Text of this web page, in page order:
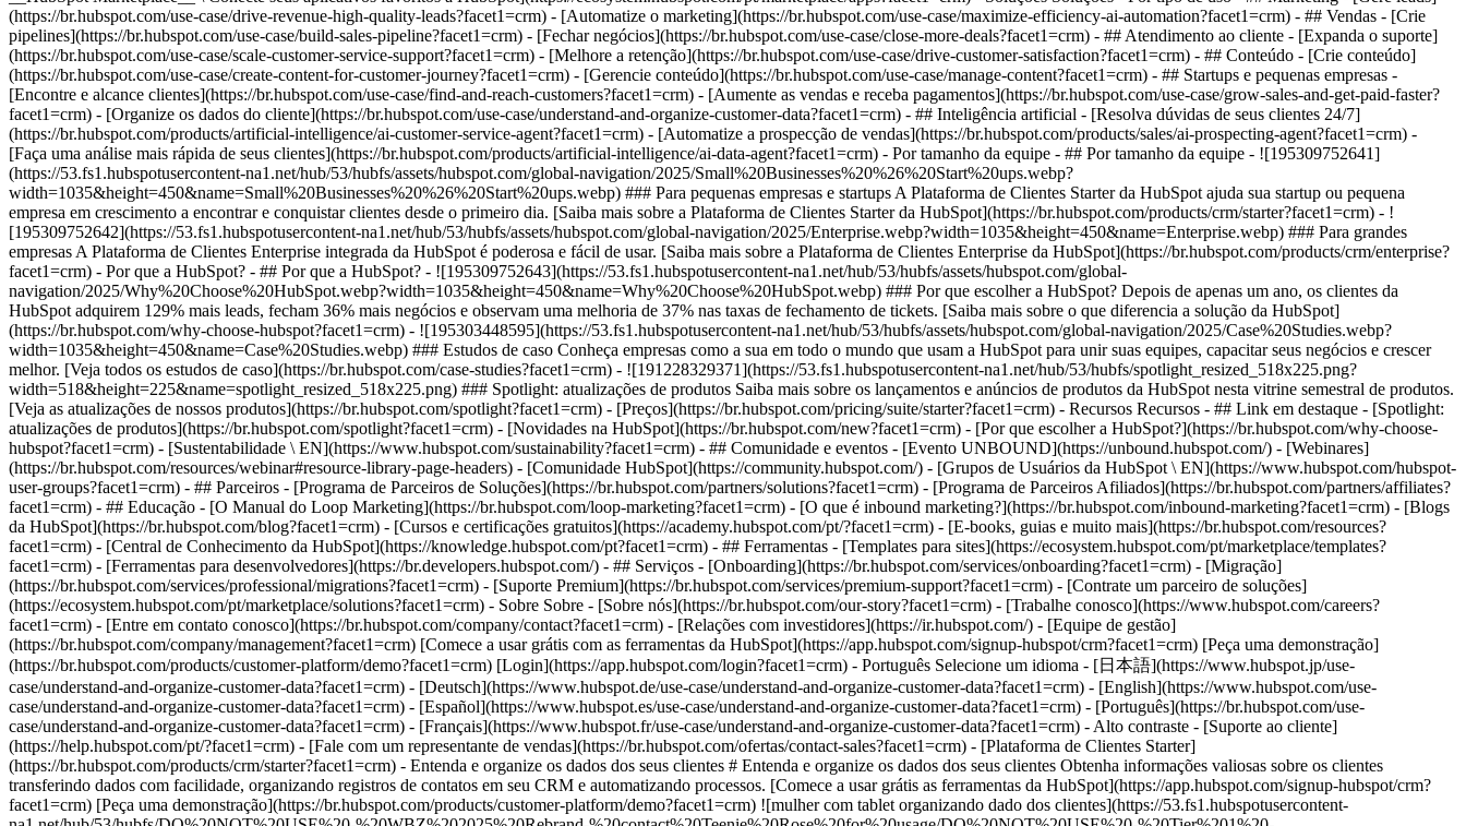
- [Plataforma de Clientes Starter](https://br.hubspot.com/products/crm/starter?facet1=crm) - Entenda e organize os dados dos seus clientes # Entenda e organize os dados dos seus clientes Obtenha informações valiosas sobre os clientes transferindo dados com facilidade, organizando registros de contatos em seu CRM e automatizando processos. [Comece a usar grátis as ferramentas da HubSpot](https://app.hubspot.com/signup-hubspot/crm?facet1=crm) [Peça uma demonstração](https://br.hubspot.com/products/customer-platform/demo?facet1=crm) ![mulher com tablet organizando dado dos clientes](https://53.fs1.hubspotusercontent-na1.net/hub/53/hubfs/DO%20NOT%20USE%20-%20WBZ%202025%20Rebrand-%20contact%20Teenie%20Rose%20for%20usage/DO%20NOT%20USE%20-%20Tier%201%20-%20contact%20Teenie%20Rose%20for%20usage/DO%20NOT%20USE%20-%20Use%20Case%20Pages%20-%20contact%20Teenie%20Rose%20for%20usage/Temporary%20Header%20images/Business%20Builder%20%28Use%20Case%203%29%20Hero%20%28PT%29.webp?width=652&height=644&name=Business%20Builder%20%28Use%20Case%203%29%20Hero%20%28PT%29.webp) ## Chega de ter que trabalhar com dados confusos. Tenha uma visão unificada das interações dos clientes com a sua empresa em todas as etapas da jornada. Com a Plataforma de Clientes Starter, você pode organizar, rastrear e gerenciar todos os seus contatos e dados em um só lugar. Migre dados de planilhas com facilidade, mantenha registros de clientes no Smart CRM da HubSpot e otimize suas operações com automação e IA. ![Perfil de cliente no Smart CRM personalizável da HubSpot](https://53.fs1.hubspotusercontent-na1.net/hub/53/hubfs/Imported%20sitepage%20images/crmf-contacts-overview-br-3.webp?width=567&height=360&name=crmf-contacts-overview-br-3.webp) ### Adapte facilmente o Smart CRM da HubSpot às suas necessidades específicas. Configure o Smart CRM da HubSpot em minutos com modelos de onboarding personalizados que ajudam você a [personalizar o seu CRM](https://br.hubspot.com/products/crm/customization?facet1=crm) para seu setor ou uso específico. Os dados do CRM alimentam todas as suas ferramentas de marketing, vendas e atendimento ao cliente da HubSpot. Com uma visão unificada do cliente e relatórios eficientes, você construirá relacionamentos melhores em cada etapa. ![Sincronização de dados é simplificada no Smart CRM da HubSpot ](https://53.fs1.hubspotusercontent-na1.net/hub/53/hubfs/Imported%20sitepage%20images/oh-contact-sync-pt.png?width=567&height=426&name=oh-contact-sync-pt.png) ### Transfira dados de diversas fontes com rapidez e precisão. Abandone as planilhas isoladas e os dados desconectados. [Importe dados de CRM](https://www.hubspot.com/sales/crm-import?facet1=crm) de várias fontes com facilidade para consolidar todos os dados de seus clientes no Smart CRM da HubSpot, um sistema unificado de registro para todo o seu negócio. Ao reduzir o número de ferramentas e processos que você usa para administrar seu negócio, você economizará tempo para se concentrar nas coisas que o ajudam a crescer. ![captura de tela de fluxo de trabalho na plataforma da HubSpot](https://53.fs1.hubspotusercontent-na1.net/hub/53/hubfs/Imported%20sitepage%20images/oh-workflow-automation-pt.png?width=567&height=426&name=oh-workflow-automation-pt.png) ### Use a automação para transformar suas tarefas. Mantenha os dados organizados, economize tempo com a entrada manual de dados e otimize processos com automação integrada. Classifique automaticamente os contatos em listas, sincronize e exclua dados duplicados de clientes, envie acompanhamentos automatizados por e-mail e notificações internas e acione ações com base nos estágios do negócio. Manter seu banco de dados de clientes nunca foi tão fácil. ## Os clientes do HubSpot Starter alcançaram estes resultados em apenas 12 meses: - ![](https://53.fs1.hubspotusercontent-na1.net/hub/53/hubfs/DO%20NOT%20USE%20-%20WBZ%202025%20Rebrand-%20contact%20Teenie%20Rose%20for%20usage/DO%20NOT%20USE-%202025%20Rebrand%20Feature%20B%20%5Bcontact%20Teenie%20Rose%5D/DO%20NOT%20USE-%20Related%20Resources%20Pictograms-%20contact%20Teenie%20Rose%20for%20usage/HS_Pictograms_Computer.webp?width=2000&height=2000&name=HS_Pictograms_Computer.webp) ### 67% concordam que a HubSpot centraliza insights e dados do cliente. - ![](https://53.fs1.hubspotusercontent-na1.net/hubfs/53/DO%20NOT%20USE%20-%20WBZ%202025%20Rebrand-%20contact%20Teenie%20Rose%20for%20usage/DO%20NOT%20USE-%202025%20Rebrand%20Feature%20B%20%5Bcontact%20Teenie%20Rose%5D/DO%20NOT%20USE-%20Related%20Resources%20Pictograms-%20contact%20Teenie%20Rose%20for%20usage/HS_Pictograms_Team%20Efficiency.svg) ### 66% concordam que a HubSpot fornece proativamente insights sobre clientes e processos. - ![](https://53.fs1.hubspotusercontent-na1.net/hub/53/hubfs/DO%20NOT%20USE%20-%20WBZ%202025%20Rebrand-%20contact%20Teenie%20Rose%20for%20usage/DO%20NOT%20USE-%202025%20Rebrand%20Feature%20B%20%5Bcontact%20Teenie%20Rose%5D/DO%20NOT%20USE-%20Related%20Resources%20Pictograms-%20contact%20Teenie%20Rose%20for%20usage/HS_Pictograms_Pipeline.webp?width=2000&height=2000&name=HS_Pictograms_Pipeline.webp) ### 19% mais negócios fechados conectando-se de forma consistente ao longo da jornada do cliente. ## Entenda e organize os dados de seus clientes com o HubSpot Starter. A Plataforma de Clientes Starter da HubSpot é a solução completa que torna fácil para fundadores de startups e pequenas empresas encontrar e conquistar clientes desde o primeiro dia. [Saiba mais sobre o HubSpot Starter](https://br.hubspot.com/products/crm/starter?facet1=crm) ![](https://53.fs1.hubspotusercontent-na1.net/hub/53/hubfs/DO%20NOT%20USE%20-%20WBZ%202025%20Rebrand-%20contact%20Teenie%20Rose%20for%20usage/DO%20NOT%20USE%20-%20Product%20Edition%20Pages%20-%20contact%20Teenie%20Rose%20for%20usage/Starter%20Customer%20Platform/Customers_linear_llustrations_Characters.webp?width=380&height=380&name=Customers_linear_llustrations_Characters.webp) ## Descubra empresas como a sua que estão usando o HubSpot Starter para crescer. ![Ethan Halfhide, CEO, Lean Discovery Group](https://53.fs1.hubspotusercontent-na1.net/hub/53/hubfs/Imported%20sitepage%20images/6800-757SUS-founders-ethan-3-1-1-1.jpeg?width=567&height=349&name=6800-757SUS-founders-ethan-3-1-1-1.jpeg) ### Lean Discovery Group aumenta o valor dos negócios fechados em 5x O Lean Discovery Group estava captando muitos leads, mas não tinha a plataforma ou os processos para gerenciar todos eles. Um mês depois de usar o HubSpot Starter, eles estavam agendando mais reuniões e fechando mais negócios. [Leia o estudo de caso completo (em inglês)](https://www.hubspot.com/case-studies/lean-discovery-group?facet1=crm) ![Lesley Batson, fundadora e estrategista-chefe de patrimônio, Rebel Rock Wealth](https://53.fs1.hubspotusercontent-na1.net/hub/53/hubfs/Imported%20sitepage%20images/LBatson-cropped2.jpg?width=567&height=351&name=LBatson-cropped2.jpg) ### Rebel Rock Wealth aumenta a receita em 25% A/A Com o HubSpot Starter, a Rebel Rock Wealth resolveu seus pontos problemáticos mais latentes. Além de aumentar a receita em 25% A/A, a empresa capturou mais leads, maximizou oportunidades de vendas e economizou de cinco a sete horas de trabalho por semana para seu fundador. [Leia o estudo de caso completo (em inglês)](https://www.hubspot.com/case-studies/rebel-rock-wealth?facet1=crm) ![Michael Palmer, presidente e CEO, Pure Bookkeeping](https://53.fs1.hubspotusercontent-na1.net/hub/53/hubfs/Imported%20sitepage%20images/pure-cropped2.jpg?width=567&height=354&name=pure-cropped2.jpg) ### A Pure Bookkeeping mostra o ROI em 90 dias Diante de uma pilha de tecnologia complexa que continuava quebrando, a Pure Bookkeeping recorreu à HubSpot. Graças à automação do fluxo de trabalho, análises e treinamento gratuito da HubSpot Academy, a Pure Bookkeeping apresentou ROI nos primeiros 90 dias. [Leia o estudo de caso completo (em inglês)](https://www.hubspot.com/case-studies/pure-bookkeeping?facet1=crm) ## O HubSpot Starter é mais do que apenas software. ![](https://53.fs1.hubspotusercontent-na1.net/hub/53/hubfs/DO%20NOT%20USE%20-%20WBZ%202025%20Rebrand-%20contact%20Teenie%20Rose%20for%20usage/DO%20NOT%20USE-%202025%20Rebrand%20Feature%20B%20%5Bcontact%20Teenie%20Rose%5D/DO%20NOT%20USE-%20Related%20Resources%20Pictograms-%20contact%20Teenie%20Rose%20for%20usage/HS_Pictograms_Certificate.webp?width=110&height=110&name=HS_Pictograms_Certificate.webp) ### Cursos e certificações gratuitos da HubSpot Academy Aprenda tudo o que você precisa saber sobre as habilidades mais procuradas para colocar seu negócio em funcionamento. [Confira os cursos gratuitos da Academy](https://academy.hubspot.com/pt/?facet1=crm) ![](https://53.fs1.hubspotusercontent-na1.net/hub/53/hubfs/DO%20NOT%20USE%20-%20WBZ%202025%20Rebrand-%20contact%20Teenie%20Rose%20for%20usage/DO%20NOT%20USE-%202025%20Rebrand%20Feature%20B%20%5Bcontact%20Teenie%20Rose%5D/DO%20NOT%20USE-%20Related%20Resources%20Pictograms-%20contact%20Teenie%20Rose%20for%20usage/HS_Pictograms_MobileApp.webp?width=110&height=110&name=HS_Pictograms_MobileApp.webp) ### HubSpot Marketplace Conecte seus aplicativos favoritos e faça tudo em um só lugar. Navegue em nosso marketplace com mais de 2.000 integrações de aplicativos com a HubSpot. [Veja todas as integrações de aplicativos](https://ecosystem.hubspot.com/pt/marketplace/apps?facet1=crm) ![](https://53.fs1.hubspotusercontent-na1.net/hubfs/53/DO%20NOT%20USE%20-%20WBZ%202025%20Rebrand-%20contact%20Teenie%20Rose%20for%20usage/DO%20NOT%20USE-%202025%20Rebrand%20Feature%20B%20%5Bcontact%20Teenie%20Rose%5D/DO%20NOT%20USE-%20Related%20Resources%20Pictograms-%20contact%20Teenie%20Rose%20for%20usage/HS_Pictograms_Team%20A%20lignment.svg) ### Comunidade HubSpot Starter para fundadores Conecte-se com fundadores que pensam como você e saiba o que os tornou bem-sucedidos. Disponível exclusivamente para clientes HubSpot Starter. [Saiba mais sobre a comunidade Starter](https://landing.